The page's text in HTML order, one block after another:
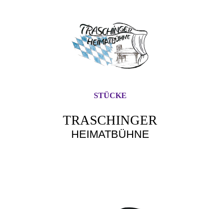
TRASCHINGER
HEIMATBÜHNE
STÜCKE